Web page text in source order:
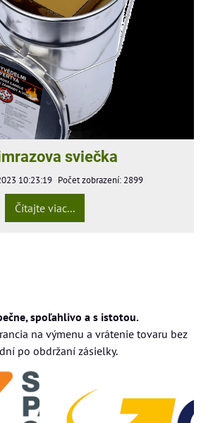
sviečka
10:23:19 Počet zobrazení: 2899
Čítajte viac...
spoľahlivo a s istotou.
na výmenu a vrátenie tovaru bez
po obdržaní zásielky.